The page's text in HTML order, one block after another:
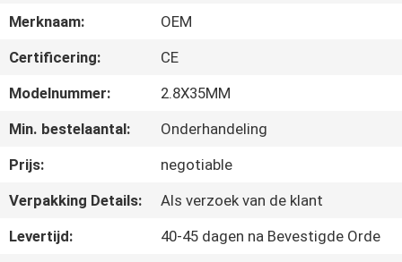
FABRIEKSREIS
KWALITEITSCONTROLE
CONTACTEER
ONS
VERZOEK
Merknaam:
OEM
Certificering:
CE
Modelnummer:
2.8X35MM
Min. bestelaantal:
Onderhandeling
Prijs:
negotiable
Verpakking Details:
Als verzoek van de klant
Levertijd:
40-45 dagen na Bevestigde Orde